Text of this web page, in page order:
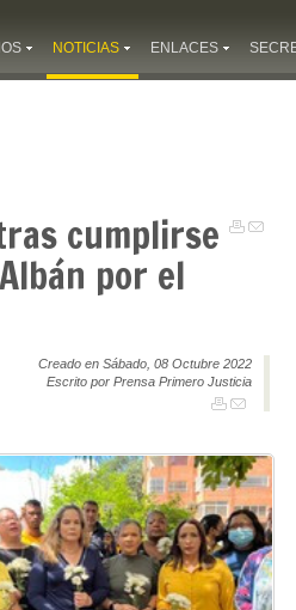
NOTICIAS ENLACES
cumplirse
por el
Creado en Sábado, 08 Octubre 2022
Escrito por Prensa Primero Justicia